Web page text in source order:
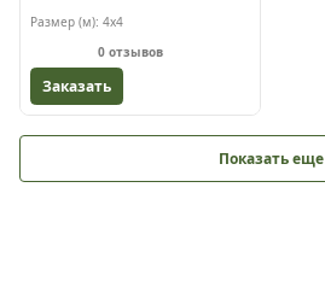
Размер (м): 4х4
0 отзывов
Заказать
Показать еще